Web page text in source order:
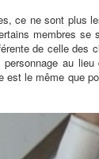
ce ne sont plus
membres se
de celle des
au
est le même que